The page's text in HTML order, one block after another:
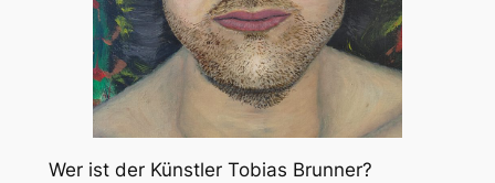
Wer ist der Künstler Tobias Brunner?